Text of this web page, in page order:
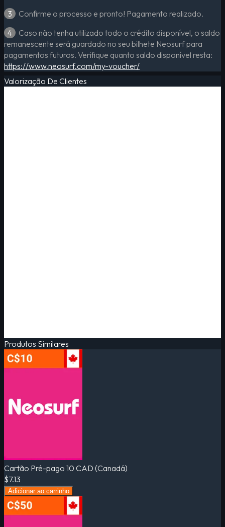
3
Confirme o processo e pronto! Pagamento realizado.
4
Caso não tenha utilizado todo o crédito disponível, o saldo
remanescente será guardado no seu bilhete Neosurf para
pagamentos futuros. Verifique quanto saldo disponível resta:
https://www.neosurf.com/my-voucher/
Valorização De Clientes
Produtos Similares
Cartão Pré-pago 10 CAD (Canadá)
$7.13
Adicionar ao carrinho